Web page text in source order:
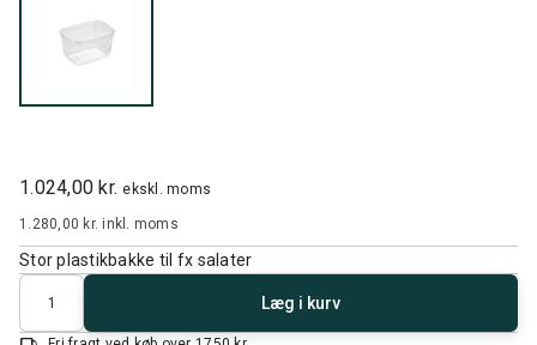
1.024,00 kr. ekskl. moms
1.280,00 kr.inkl. moms
Stor plastikbakke til fx salater
Antal
Læg i kurv